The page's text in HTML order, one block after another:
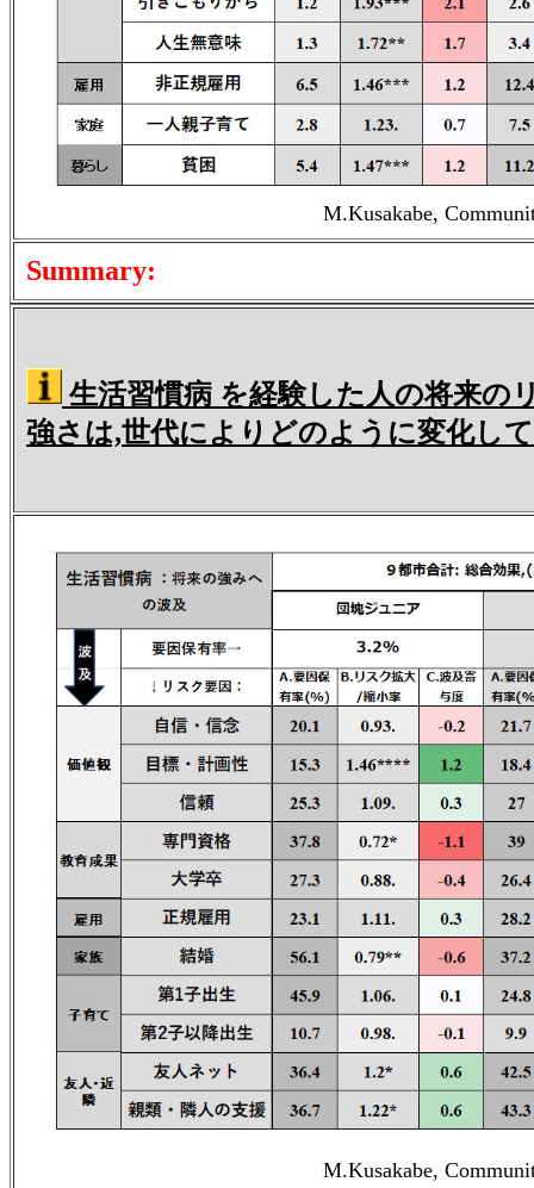
M.Kusakabe,
Summary:
生活習慣病 を経験した人の将来の
強さは,世代によりどのように変化し
M.Kusakabe,